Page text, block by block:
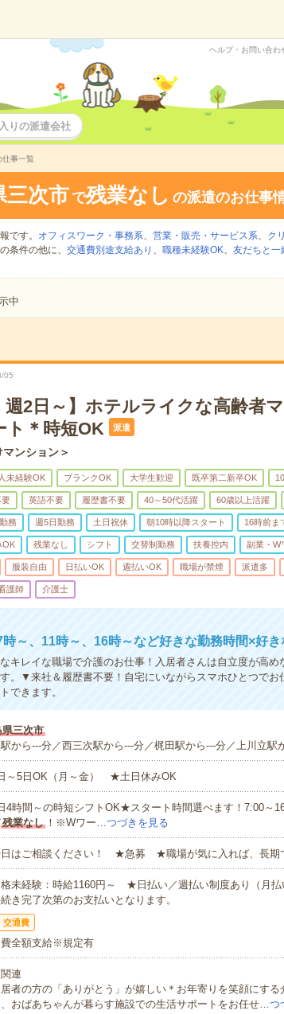
ヘルプ・お問い合わ
りの派遣会社
仕事一覧
三次市 で残業なし の派遣のお仕事
です。 オフィスワーク・事務系、 営業・販売・サービス系、 ク
条件の他に、 交通費別途支給あり 、 職種未経験OK、 友だちと一
中
05
週2日～】ホテルライクな高齢者
ト＊時短OK
派遣
ンション＞
未経験OK ブランクOK 大学生歓迎 既卒第二新卒OK
英語不要 履歴書不要 40～50代活躍 60歳以上活躍
務 週5日勤務 土日祝休 朝10時以降スタート 16時前ま
OK 残業なし シフト 交替制勤務 扶養控内 副業・W
服装自由 日払いOK 週払いOK 職場が禁煙 派遣多
護師 介護士
～、11時～、16時～など好きな勤務時間×好き
キレイな職場で介護のお仕事！入居者さんは自立度が高め
。▼来社＆履歴書不要！自宅にいながらスマホひとつでお
できます。
三次市
から---分／西三次駅から---分／梶田駅から---分／上川立駅
～5日OK（月～金） ★土日休みOK
4時間～の時短シフトOK★スタート時間選べます！7:00～
残業なし！※Wワー…つづきを見る
日はご相談ください！ ★急募 ★職場が気に入れば、長期
未経験：時給1160円～ ★日払い／週払い制度あり（月
き完了次第のお支払いとなります。
交通費
全額支給※規定有
連
居者の方の「ありがとう」が嬉しい＊お年寄りを笑顔にす
、おばあちゃんが暮らす施設での生活サポートをお任せ…つ